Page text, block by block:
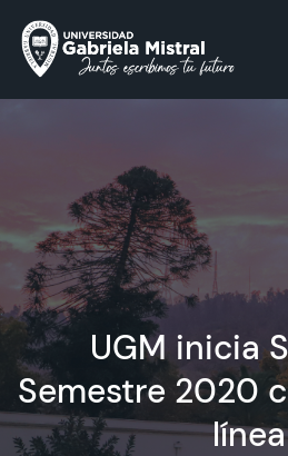
La Universidad
Facultades y Escuelas
Vinculación con el Medio
Investigación
UGM inicia
Semestre 2020
línea